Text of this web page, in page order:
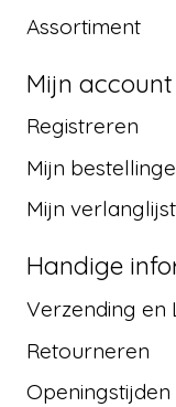
Assortiment
Mijn account
Registreren
Mijn
Mijn verlanglijst
Handige
Verzending en
Retourneren
Openingstijden